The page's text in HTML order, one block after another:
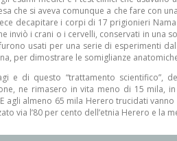
che si aveva comunque a che fare con
decapitare i corpi di 17 prigionieri
inviò i crani o i cervelli, conservati in una
usati per una serie di esperimenti
per dimostrare le somiglianze
e di questo “trattamento scientifico”,
ne rimasero in vita meno di 15 mila,
agli almeno 65 mila Herero trucidati
via l’80 per cento dell’etnia Herero e la